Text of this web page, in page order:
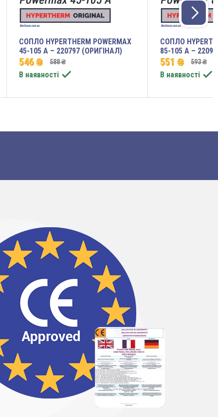
СОПЛО HYPERTHERM POWERMAX
45-105 A – 220797 (ОРИГІНАЛ)
546 ₴ 588 ₴
В наявності 
СОПЛО
85-105 A –
551 ₴ 593 ₴
В наявності 